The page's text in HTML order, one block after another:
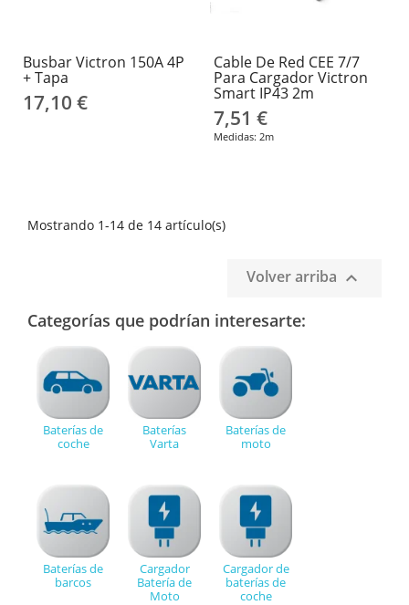
Busbar Victron 150A 4P
+ Tapa
17,10 €
Cable De Red CEE 7/7
Para Cargador Victron
Smart IP43 2m
7,51 €
Medidas: 2m
Mostrando 1-14 de 14 artículo(s)
Volver arriba 
Categorías que podrían interesarte:
Baterías de
coche
Baterías
Varta
Baterías de
moto
Baterías de
barcos
Cargador
Batería de
Moto
Cargador de
baterías de
coche